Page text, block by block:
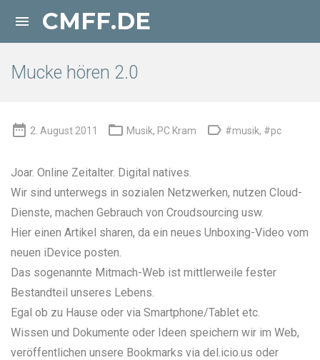
 CMFF.DE
Mucke hören 2.0
 2. August 2011  Musik, PC Kram  #musik, #pc
Joar. Online Zeitalter. Digital natives.
Wir sind unterwegs in sozialen Netzwerken, nutzen Cloud-
Dienste, machen Gebrauch von Croudsourcing usw.
Hier einen Artikel sharen, da ein neues Unboxing-Video vom
neuen iDevice posten.
Das sogenannte Mitmach-Web ist mittlerweile fester
Bestandteil unseres Lebens.
Egal ob zu Hause oder via Smartphone/Tablet etc.
Wissen und Dokumente oder Ideen speichern wir im Web,
veröffentlichen unsere Bookmarks via del.icio.us oder